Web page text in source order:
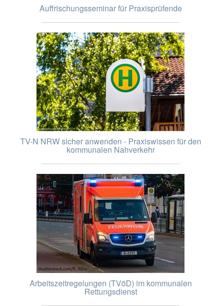
Auffrischungsseminar für Praxisprüfende
TV-N NRW sicher anwenden - Praxiswissen für den
kommunalen Nahverkehr
Arbeitszeitregelungen (TVöD) im kommunalen
Rettungsdienst